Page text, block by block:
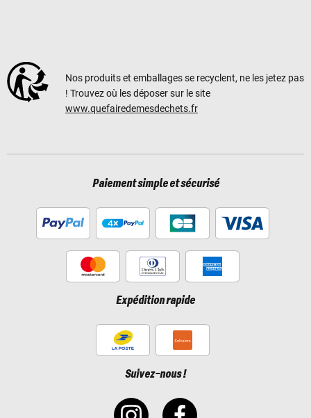
Nos produits et emballages se recyclent, ne les jetez pas
! Trouvez où les déposer sur le site
www.quefairedemesdechets.fr
Paiement simple et sécurisé
Expédition rapide
Suivez-nous !